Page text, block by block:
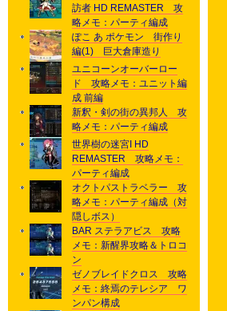
訪者 HD REMASTER 攻
略メモ：パーティ編成
ぽこ あ ポケモン 街作り
編(1) 巨大倉庫造り
ユニコーンオーバーロー
ド 攻略メモ：ユニット編
成 前編
新釈・剣の街の異邦人 攻
略メモ：パーティ編成
世界樹の迷宮I HD
REMASTER 攻略メモ：
パーティ編成
オクトパストラベラー 攻
略メモ：パーティ編成（対
隠しボス）
BAR ステラアビス 攻略
メモ：新醒界攻略＆トロコ
ン
ゼノブレイドクロス 攻略
メモ：終焉のテレシア ワ
ンパン構成